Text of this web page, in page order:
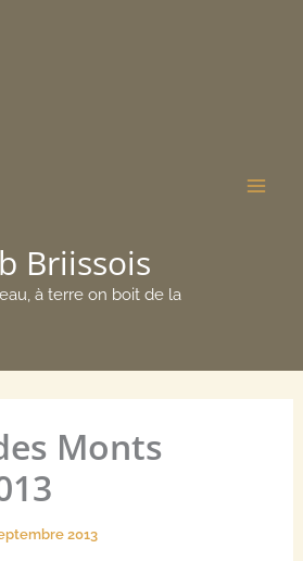
Briissois
à terre on boit de la
Monts
2013